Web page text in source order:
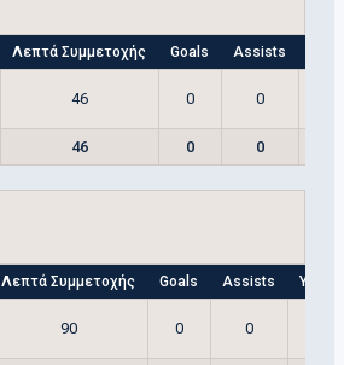
Λεπτά Συμμετοχής Goals Assists
46 0 0
46 0 0
Λεπτά Συμμετοχής Goals Assists
90 0 0